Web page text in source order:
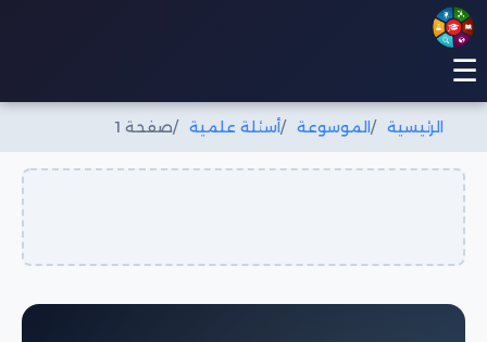
☰
الرئيسية الموسوعة أسئلة علمية صفحة 1